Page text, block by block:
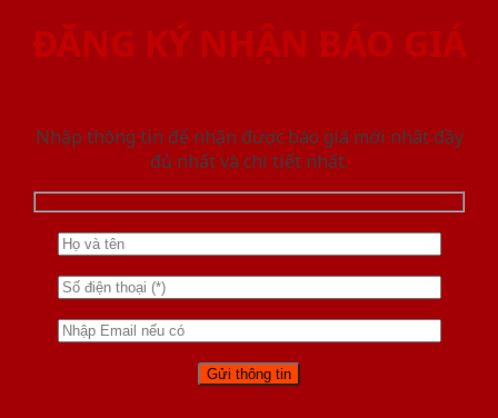
ĐĂNG KÝ NHẬN BÁO GIÁ
Nhập thông tin để nhận được báo giá mới nhât đầy
đủ nhất và chi tiết nhất.